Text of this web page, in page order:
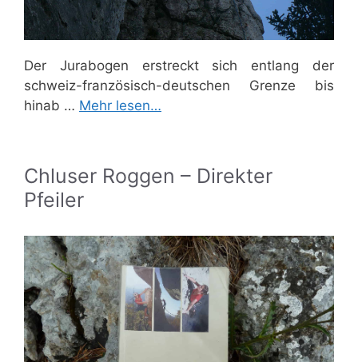
Der Jurabogen erstreckt sich entlang der
schweiz-französisch-deutschen Grenze bis
hinab … Mehr lesen…
Chluser Roggen – Direkter
Pfeiler